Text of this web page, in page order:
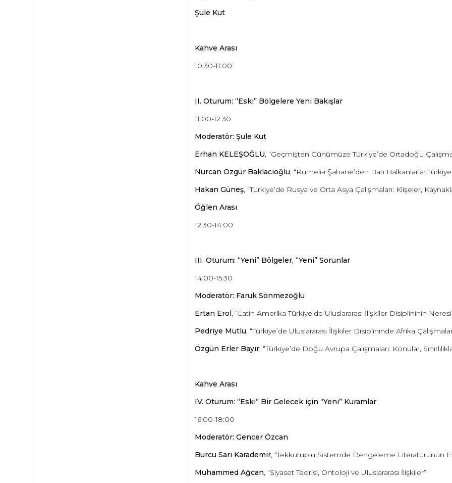
Şule Kut
Kahve Arası
10:30-11:00
II. Oturum: “Eski” Bölgelere Yeni Bakışlar
11:00-12:30
Moderatör: Şule Kut
Erhan KELEŞOĞLU, “Geçmişten Günümüze Türkiye’de Ortadoğu
Nurcan Özgür Baklacıoğlu, “Rumeli-i Şahane’den Batı Balkanlar’a:
Hakan Güneş, “Türkiye’de Rusya ve Orta Asya Çalışmaları: Klişeler,
Öğlen Arası
12:30-14:00
III. Oturum: “Yeni” Bölgeler, “Yeni” Sorunlar
14:00-15:30
Moderatör: Faruk Sönmezoğlu
Ertan Erol, “Latin Amerika Türkiye’de Uluslararası İlişkiler Disiplininin
Pedriye Mutlu, “Türkiye’de Uluslararası İlişkiler Disiplininde Afrika
Özgün Erler Bayır, “Türkiye’de Doğu Avrupa Çalışmaları: Konular,
Kahve Arası
IV. Oturum: “Eski” Bir Gelecek için “Yeni” Kuramlar
16:00-18:00
Moderatör: Gencer Özcan
Burcu Sarı Karademir, “Tekkutuplu Sistemde Dengeleme Literatürünün
Muhammed Ağcan, “Siyaset Teorisi, Ontoloji ve Uluslararası İlişkiler”